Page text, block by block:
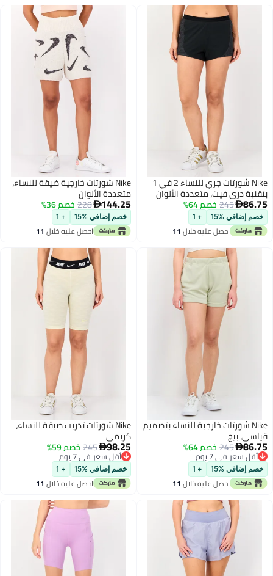
Nike شورتات جري للنساء 2 في 1
دري فيت، متعددة الألوان

245خصم 64%
إضافي %15 + 1
احصل عليه خلال11
اغسطس
Nike شورتات خارجية ضيقة للنساء،
متعددة الألوان
144.25
228خصم 36%
خصم إضافي %15 + 1
احصل عليه خلال11
اغسطس
Nike شورتات خارجية للنساء بتصميم
بيج

245خصم 64%
سعر في 7 يوم
سعر في 7 يوم
إضافي %15 + 1
احصل عليه خلال11
اغسطس
Nike شورتات تدريب ضيقة للنساء،
كريمي
98.25
245خصم 59%
أقل سعر في 7 يوم
أقل سعر في 7 يوم
خصم إضافي %15 + 1
احصل عليه خلال11
اغسطس